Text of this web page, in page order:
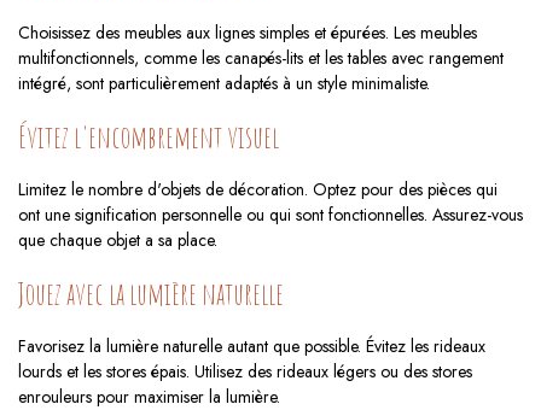
Choisissez des meubles aux lignes simples et épurées. Les meubles
multifonctionnels, comme les canapés-lits et les tables avec rangement
intégré, sont particulièrement adaptés à un style minimaliste.
Évitez l'encombrement visuel
Limitez le nombre d'objets de décoration. Optez pour des pièces qui
ont une signification personnelle ou qui sont fonctionnelles. Assurez-vous
que chaque objet a sa place.
Jouez avec la lumière naturelle
Favorisez la lumière naturelle autant que possible. Évitez les rideaux
lourds et les stores épais. Utilisez des rideaux légers ou des stores
enrouleurs pour maximiser la lumière.